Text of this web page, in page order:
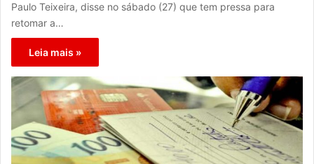
Paulo Teixeira, disse no sábado (27) que tem pressa para
retomar a…
Leia mais »